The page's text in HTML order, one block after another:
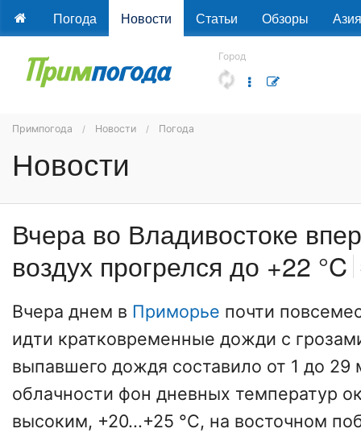
Погода Новости Статьи Обзоры Азия
Город
Примпогода Новости Погода
Новости
Вчера во Владивостоке
воздух прогрелся до +22 °C
Вчера днем в Приморье почти
идти кратковременные дожди с
выпавшего дождя составило от 1 до 29
облачности фон дневных температур
высоким, +20...+25 °C, на восточном